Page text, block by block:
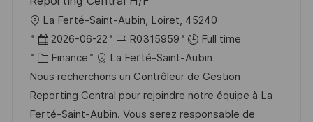
o
c
a
l
i
La Ferté-Saint-Aubin, Loiret, 45240
D
a
t
e
d
2026-06-22
R
é
f
é
r
R0315959
Full time
C
a
t
é
Finance
La Ferté-Saint-Aubin
Nous recherchons un Contrôleur de Gestion
Reporting Central pour rejoindre notre équipe à La
Ferté-Saint-Aubin. Vous serez responsable de